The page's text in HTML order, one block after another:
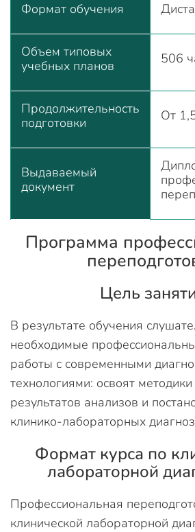
Формат обучения
Объем типовых
учебных планов
506
Продолжительность
подготовки
От
Выдаваемый
документ
Программа
Цель
В результате обучения
необходимые
работы с современными
технологиями: освоят
результатов анализов и
клинико-лабораторных
Формат курса по
лабораторной
Профессиональная
клинической лабораторной